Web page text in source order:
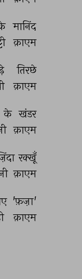
मानिंद
क़ाएम
तिरछे
क़ाएम
के खंडर
क़ाएम
रक्खूँ
क़ाएम
'फ़ज़ा'
क़ाएम